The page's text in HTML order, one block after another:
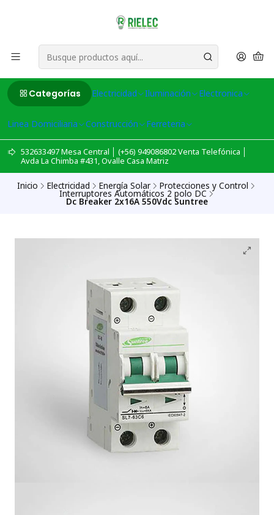
Categorías Electricidad Iluminación Electronica
Linea Domiciliaria Construcción Ferreteria
532633497 Mesa Central │ (+56) 949086802 Venta Telefónica │
Avda La Chimba #431, Ovalle Casa Matriz
Inicio Electricidad Energía Solar Protecciones y Control
Interruptores Automáticos 2 polo DC
Dc Breaker 2x16A 550Vdc Suntree